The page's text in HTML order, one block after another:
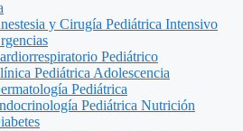
y Cirugía Pediátrica Intensivo
Pediátrico
Pediátrica Adolescencia
Pediátrica
Pediátrica Nutrición